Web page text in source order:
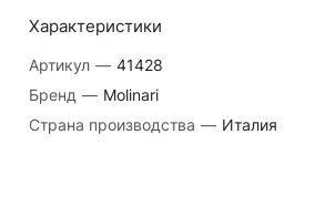
Характеристики
Артикул — 41428
Бренд — Molinari
Страна производства — Италия